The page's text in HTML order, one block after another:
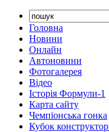
Головна
Новини
Онлайн
Автоновини
Фотогалерея
Відео
Історія Формули-1
Карта сайту
Чемпіонська гонка
Кубок